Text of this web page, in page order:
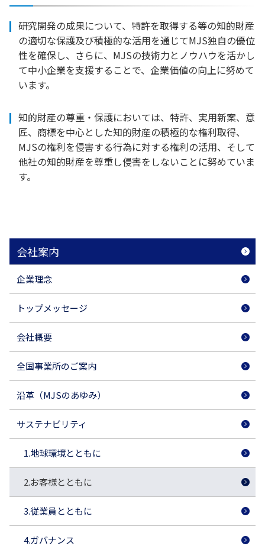
研究開発の成果について、特許を取得する等の知的財産
の適切な保護及び積極的な活用を通じてMJS独自の優位
性を確保し、さらに、MJSの技術力とノウハウを活かし
て中小企業を支援することで、企業価値の向上に努めて
います。
知的財産の尊重・保護においては、特許、実用新案、意
匠、商標を中心とした知的財産の積極的な権利取得、
MJSの権利を侵害する行為に対する権利の活用、そして
他社の知的財産を尊重し侵害をしないことに努めていま
す。
会社案内
企業理念
トップメッセージ
会社概要
全国事業所のご案内
沿革（MJSのあゆみ）
サステナビリティ
1.地球環境とともに
2.お客様とともに
3.従業員とともに
4.ガバナンス